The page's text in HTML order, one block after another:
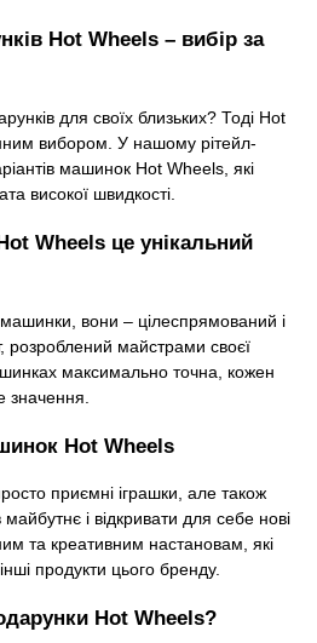
Hot Wheels – вибір за
для своїх близьких? Тоді Hot
вибором. У нашому рітейл-
машинок Hot Wheels, які
високої швидкості.
Wheels це унікальний
вони – цілеспрямований і
майстрами своєї
максимально точна, кожен
значення.
Hot Wheels
приємні іграшки, але також
і відкривати для себе нові
та креативним настановам, які
продукти цього бренду.
Hot Wheels?